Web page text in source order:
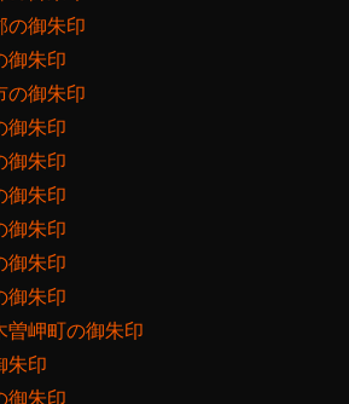
の御朱印
御朱印
の御朱印
御朱印
御朱印
御朱印
御朱印
御朱印
御朱印
曽岬町の御朱印
朱印
御朱印